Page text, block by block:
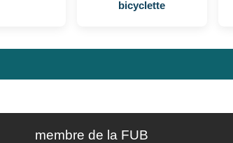
bicyclette
membre de la FUB